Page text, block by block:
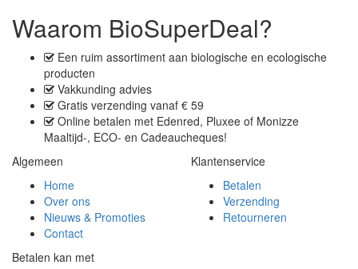
Waarom BioSuperDeal?
Een ruim assortiment aan biologische en ecologische
producten
Vakkunding advies
Gratis verzending vanaf € 59
Online betalen met Edenred, Pluxee of Monizze
Maaltijd-, ECO- en Cadeaucheques!
Algemeen
Home
Over ons
Nieuws & Promoties
Contact
Klantenservice
Betalen
Verzending
Retourneren
Betalen kan met